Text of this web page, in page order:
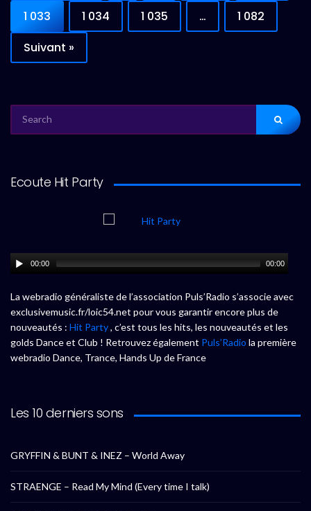
1 033
1 034 1 035 …
1 082
Suivant »
FOR:
Ecoute Hit Party
00:00 00:00
La webradio généraliste de l’association Puls’Radio s’associe avec
exclusivemusic.fr/loic54.net pour vous garantir encore plus de
nouveautés : Hit Party, c’est tous les hits, les nouveautés et les
golds Dance et Club ! Retrouvez également Puls’Radio la première
webradio Dance, Trance, Hands Up de France
Les 10 derniers sons
GRYFFIN & BUNT & INEZ – World Away
STRAENGE – Read My Mind (Every time I talk)